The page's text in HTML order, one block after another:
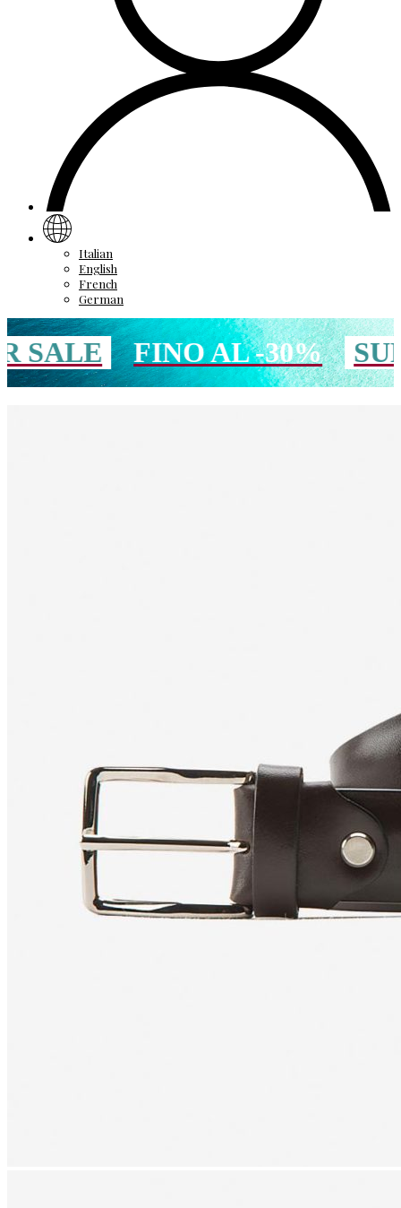
Italian
English
French
German
FINO AL -30%